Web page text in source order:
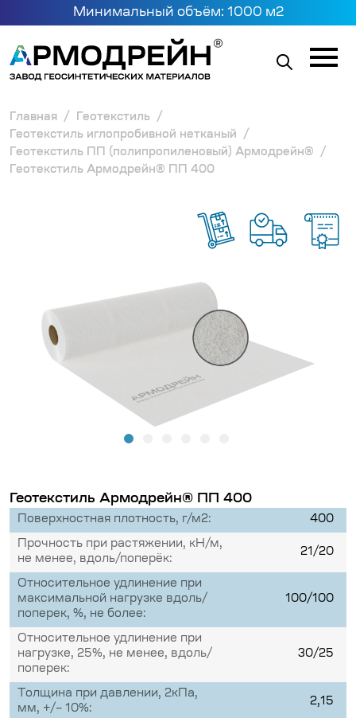
Главная
Геотекстиль
Геотекстиль иглопробивной нетканый
Геотекстиль ПП (полипропиленовый) Армодрейн®
Геотекстиль Армодрейн® ПП 400
Геотекстиль Армодрейн® ПП 400
Поверхностная плотность, г/м2: 400
Прочность при растяжении, кН/м,
не менее, вдоль/поперёк:
21/20
Относительное удлинение при
максимальной нагрузке вдоль/
поперек, %, не более:
100/100
Относительное удлинение при
нагрузке, 25%, не менее, вдоль/
поперек:
30/25
Толщина при давлении, 2кПа,
мм, +/– 10%:
2,15
Минимальный объём: 1000 м2